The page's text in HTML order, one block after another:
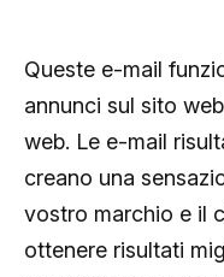
Queste e-mail
annunci sul sito
web. Le e-mail
creano una
vostro marchio e il
ottenere risultati